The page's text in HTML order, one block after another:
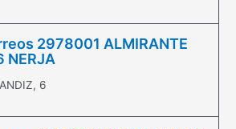
2978001 ALMIRANTE
NERJA
6